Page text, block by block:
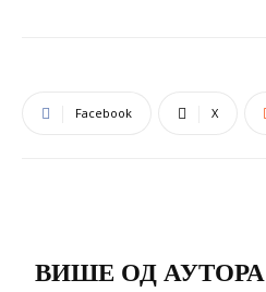
Facebook X
ВИШЕ ОД АУТОРА